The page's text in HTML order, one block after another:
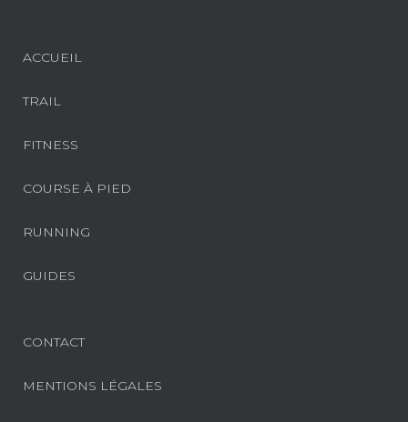
ACCUEIL
TRAIL
FITNESS
COURSE À PIED
RUNNING
GUIDES
CONTACT
MENTIONS LÉGALES